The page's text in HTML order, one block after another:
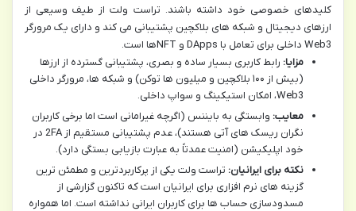
کلیدهای خصوصی خود داشته باشند. تراست ولت از طیف وسیعی از
ارزهای دیجیتال و شبکه های بلاکچین پشتیبانی می کند و دارای یک مرورگر
Web3 داخلی برای تعامل با DApps و NFTها است.
مزایا: رابط کاربری بسیار ساده و بصری، پشتیبانی گسترده از ارزها
(بیش از ۱۰۰ بلاکچین و میلیون ها توکن) و شبکه ها، مرورگر داخلی
Web3، امکان استیکینگ و سواپ داخلی.
معایب: وابستگی به بایننس (اگرچه غیرامانی است اما برخی کاربران
نگران ریسک های آتی هستند)، عدم پشتیبانی مستقیم از 2FA در
خود اپلیکیشن (امنیت عمدتاً به عبارت بازیابی بستگی دارد).
نکته برای ایرانیان: تراست ولت یکی از پرکاربردترین و مطمئن ترین
گزینه های نرم افزاری برای ایرانیان است که تاکنون گزارشی از
مسدودسازی حساب ها برای کاربران ایرانی نداشته است. اما همواره